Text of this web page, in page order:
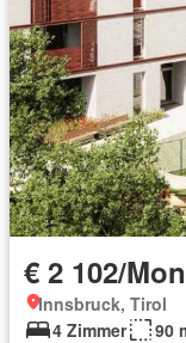
€ 2 102/
Innsbruck, Tirol
4 Zimmer
90